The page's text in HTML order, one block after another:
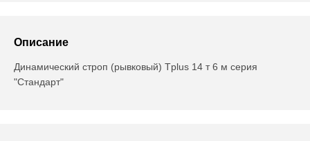
Описание
Динамический строп (рывковый) Tplus 14 т 6 м серия
"Стандарт"